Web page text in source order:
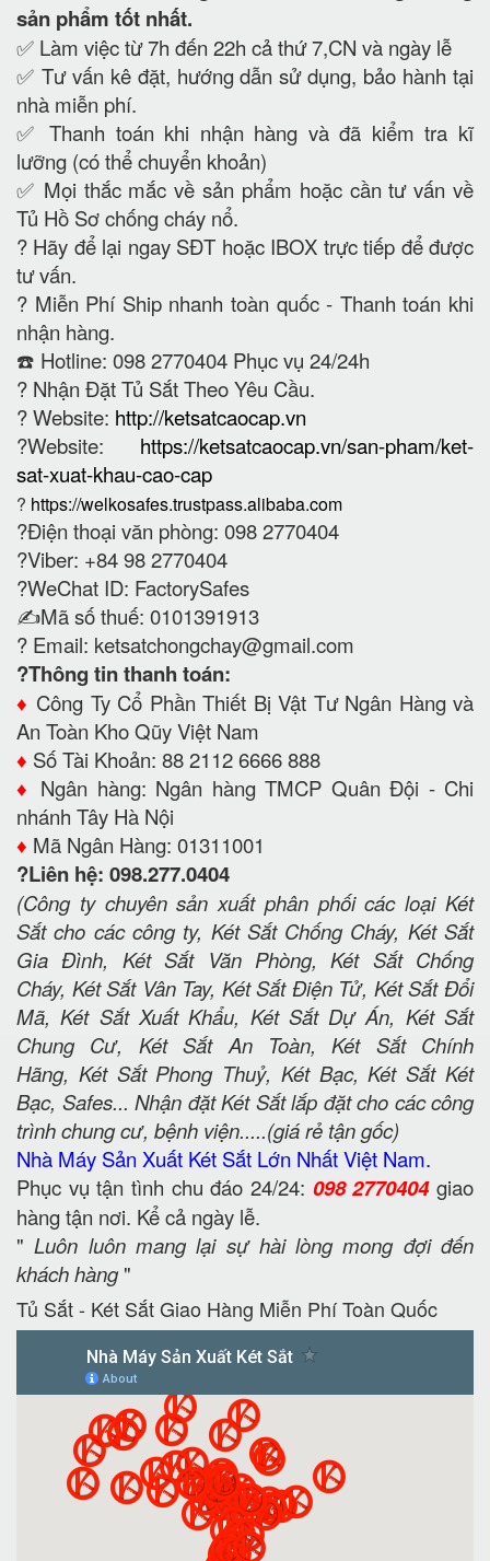
sản phẩm tốt nhất.
✅ Làm việc từ 7h đến 22h cả thứ 7,CN và ngày lễ
✅ Tư vấn kê đặt, hướng dẫn sử dụng, bảo hành tại
nhà miễn phí.
✅ Thanh toán khi nhận hàng và đã kiểm tra kĩ
lưỡng (có thể chuyển khoản)
✅ Mọi thắc mắc về sản phẩm hoặc cần tư vấn về
Tủ Hồ Sơ chống cháy nổ.
? Hãy để lại ngay SĐT hoặc IBOX trực tiếp để được
tư vấn.
? Miễn Phí Ship nhanh toàn quốc - Thanh toán khi
nhận hàng.
☎️ Hotline: 098 2770404 Phục vụ 24/24h
? Nhận Đặt Tủ Sắt Theo Yêu Cầu.
? Website: http://ketsatcaocap.vn
?Website: https://ketsatcaocap.vn/san-pham/ket-
sat-xuat-khau-cao-cap
? https://welkosafes.trustpass.alibaba.com
?Điện thoại văn phòng: 098 2770404
?Viber: +84 98 2770404
?WeChat ID: FactorySafes
✍️Mã số thuế: 0101391913
? Email: ketsatchongchay@gmail.com
?Thông tin thanh toán:
♦️ Công Ty Cổ Phần Thiết Bị Vật Tư Ngân Hàng và
An Toàn Kho Qũy Việt Nam
♦️ Số Tài Khoản: 88 2112 6666 888
♦️ Ngân hàng: Ngân hàng TMCP Quân Đội - Chi
nhánh Tây Hà Nội
♦️ Mã Ngân Hàng: 01311001
?Liên hệ: 098.277.0404
(Công ty chuyên sản xuất phân phối các loại Két
Sắt cho các công ty, Két Sắt Chống Cháy, Két Sắt
Gia Đình, Két Sắt Văn Phòng, Két Sắt Chống
Cháy, Két Sắt Vân Tay, Két Sắt Điện Tử, Két Sắt Đổi
Mã, Két Sắt Xuất Khẩu, Két Sắt Dự Án, Két Sắt
Chung Cư, Két Sắt An Toàn, Két Sắt Chính
Hãng, Két Sắt Phong Thuỷ, Két Bạc, Két Sắt Két
Bạc, Safes... Nhận đặt Két Sắt lắp đặt cho các công
trình chung cư, bệnh viện.....(giá rẻ tận gốc)
Nhà Máy Sản Xuất Két Sắt Lớn Nhất Việt Nam.
Phục vụ tận tình chu đáo 24/24: 098 2770404giao
hàng tận nơi. Kể cả ngày lễ.
"Luôn luôn mang lại sự hài lòng mong đợi đến
khách hàng"
Tủ Sắt - Két Sắt Giao Hàng Miễn Phí Toàn Quốc